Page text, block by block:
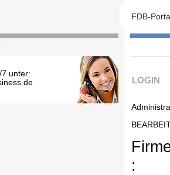
FDB-
unter:
LOGIN
: